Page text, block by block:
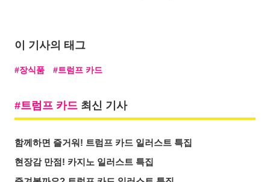
이 기사의 태그
장식품 트럼프 카드
트럼프 카드 최신 기사
함께하면 즐거워! 트럼프 카드 일러스트 특집
현장감 만점! 카지노 일러스트 특집